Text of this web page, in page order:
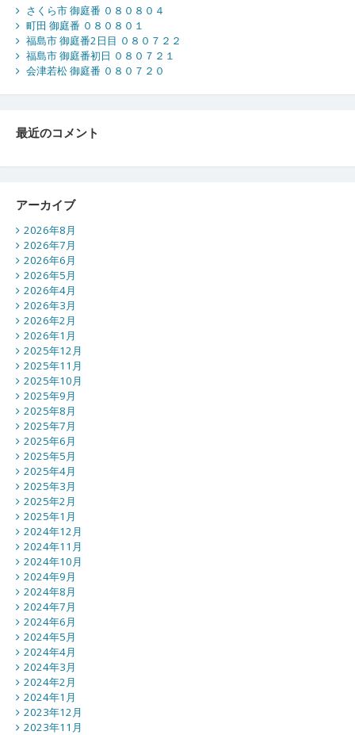
さくら市 御庭番 ０８０８０４
町田 御庭番 ０８０８０１
福島市 御庭番2日目 ０８０７２２
福島市 御庭番初日 ０８０７２１
会津若松 御庭番 ０８０７２０
最近のコメント
アーカイブ
2026年8月
2026年7月
2026年6月
2026年5月
2026年4月
2026年3月
2026年2月
2026年1月
2025年12月
2025年11月
2025年10月
2025年9月
2025年8月
2025年7月
2025年6月
2025年5月
2025年4月
2025年3月
2025年2月
2025年1月
2024年12月
2024年11月
2024年10月
2024年9月
2024年8月
2024年7月
2024年6月
2024年5月
2024年4月
2024年3月
2024年2月
2024年1月
2023年12月
2023年11月